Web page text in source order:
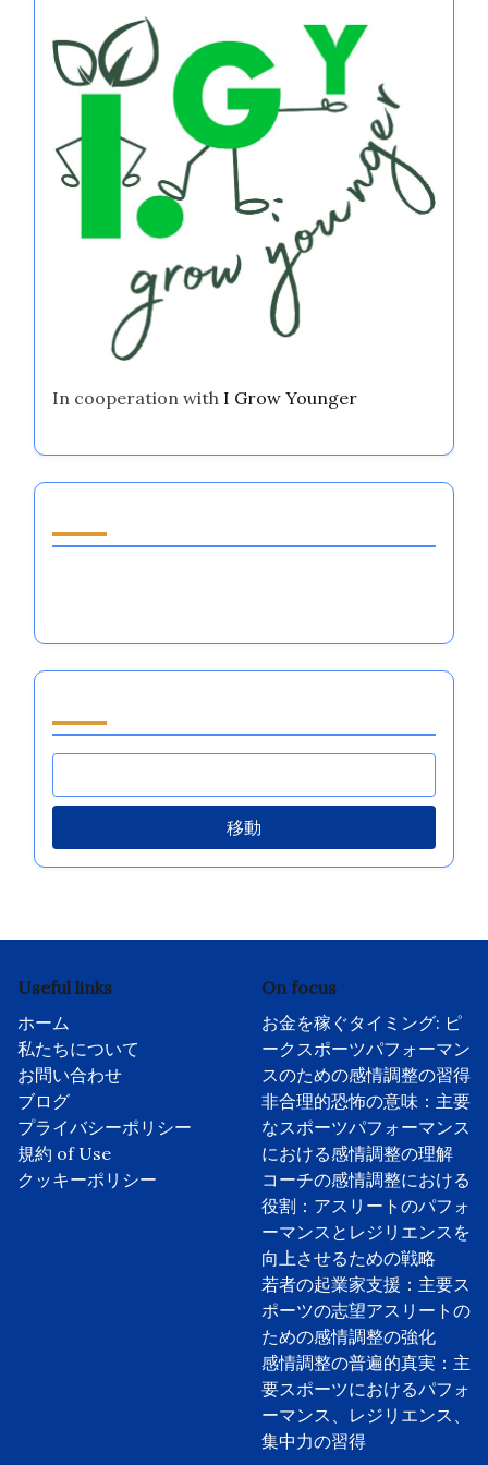
In cooperation with I Grow Younger
移動
Useful links
ホーム
私たちについて
お問い合わせ
ブログ
プライバシーポリシー
規約 of Use
クッキーポリシー
On focus
お金を稼ぐタイミング: ピ
ークスポーツパフォーマン
スのための感情調整の習得
非合理的恐怖の意味：主要
なスポーツパフォーマンス
における感情調整の理解
コーチの感情調整における
役割：アスリートのパフォ
ーマンスとレジリエンスを
向上させるための戦略
若者の起業家支援：主要ス
ポーツの志望アスリートの
ための感情調整の強化
感情調整の普遍的真実：主
要スポーツにおけるパフォ
ーマンス、レジリエンス、
集中力の習得